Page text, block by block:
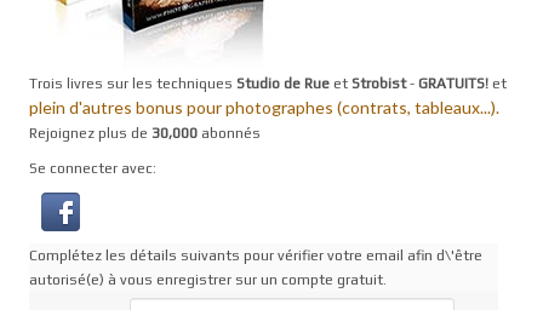
Trois livres sur les techniques Studio de Rue et Strobist- GRATUITS! et
plein d'autres bonus pour photographes (contrats, tableaux...).
Rejoignez plus de 30,000 abonnés
Se connecter avec:
Complétez les détails suivants pour vérifier votre email afin d\'être
autorisé(e) à vous enregistrer sur un compte gratuit.